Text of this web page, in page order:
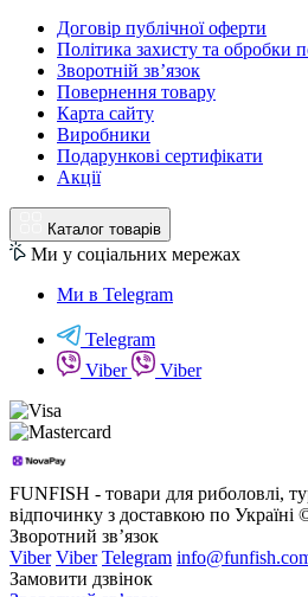
Договір публічної оферти
Політика захисту та обробки
Зворотній зв’язок
Повернення товару
Карта сайту
Виробники
Подарункові сертифікати
Акції
Каталог товарів
Ми у соціальних мережах
Ми в Telegram
Telegram
Viber
Viber
FUNFISH - товари для риболовлі,
відпочинку з доставкою по Україні
Зворотний зв’язок
Viber Viber Telegram
Замовити дзвінок